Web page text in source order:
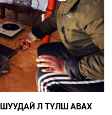
Л ТҮЛШ АВАХ